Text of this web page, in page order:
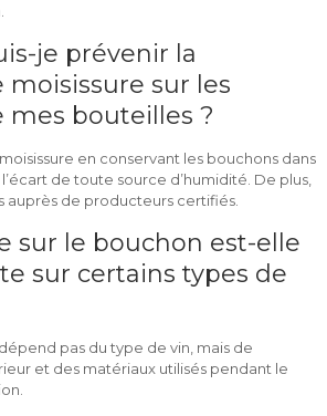
je prévenir la
sur les
mes bouteilles ?
en conservant les bouchons dans
l’écart de toute source d’humidité. De plus,
auprès de producteurs certifiés.
sur le bouchon est-elle
sur certains types de
dépend pas du type de vin, mais de
et des matériaux utilisés pendant le